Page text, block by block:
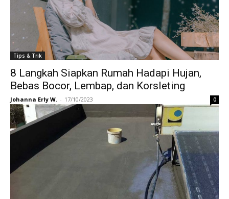
Tips & Trik
8 Langkah Siapkan Rumah Hadapi Hujan,
Bebas Bocor, Lembap, dan Korsleting
Johanna Erly W. - 17/10/2023 0